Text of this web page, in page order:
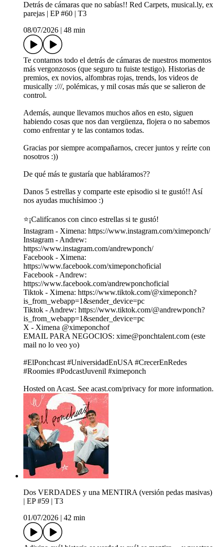
Detrás de cámaras que no sabías!! Red Carpets, musical.ly, ex
parejas | EP #60 | T3
08/07/2026
48 min
Te contamos todo el detrás de cámaras de nuestros momentos
más vergonzosos (que seguro tu fuiste testigo). Historias de
premios, ex novios, alfombras rojas, trends, los videos de
musically :///, polémicas, y mil cosas más que se salieron de
control.
Además, aunque llevamos muchos años en esto, siguen
habiendo cosas que nos dan vergüenza, flojera o no sabemos
como enfrentar y te las contamos todas.
Gracias por siempre acompañarnos, crecer juntos y reírte con
nosotros :))
De qué más te gustaría que habláramos??
Danos 5 estrellas y comparte este episodio si te gustó!! Así
nos ayudas muchísimoo :)
⭐️¡Califícanos con cinco estrellas si te gustó!
Instagram - Ximena: https://www.instagram.com/ximeponch/
Instagram - Andrew:
https://www.instagram.com/andrewponch/
Facebook - Ximena:
https://www.facebook.com/ximeponchoficial
Facebook - Andrew:
https://www.facebook.com/andrewponchoficial
Tiktok - Ximena: https://www.tiktok.com/@ximeponch?
is_from_webapp=1&sender_device=pc
Tiktok - Andrew: https://www.tiktok.com/@andrewponch?
is_from_webapp=1&sender_device=pc
X - Ximena @ximeponchof
EMAIL PARA NEGOCIOS: xime@ponchtalent.com (este
mail no lo veo yo)
#ElPonchcast #UniversidadEnUSA #CrecerEnRedes
#Roomies #PodcastJuvenil #ximeponch
Hosted on Acast. See acast.com/privacy for more information.
Dos VERDADES y una MENTIRA (versión pedas masivas)
| EP #59 | T3
01/07/2026
42 min